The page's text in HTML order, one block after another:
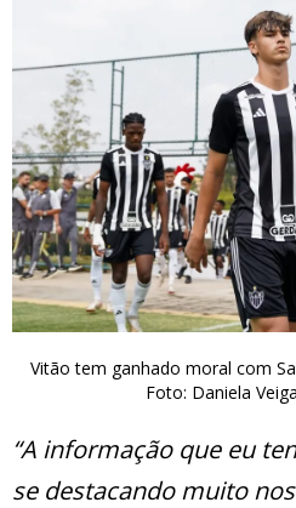
Vitão tem ganhado moral com
Foto: Daniela
“A informação que eu
se destacando muito